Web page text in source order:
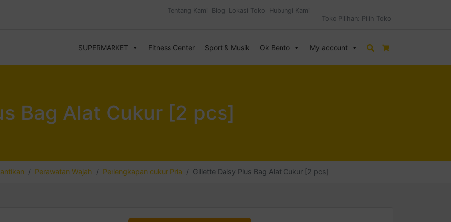
Tentang Kami Blog Lokasi Toko
Hubungi Kami
Toko Pilihan: Pilih Toko
SUPERMARKET Fitness Center Sport & Musik Ok Bento My account Search
Bag Alat Cukur [2 pcs]
Perawatan Wajah Perlengkapan cukur Pria Gillette Daisy Plus Bag Alat Cukur [2 pcs]